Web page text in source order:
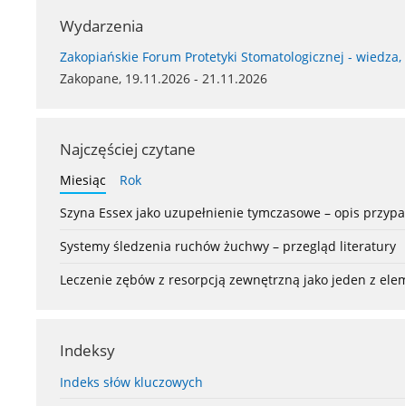
Wydarzenia
Zakopiańskie Forum Protetyki Stomatologicznej -
Zakopane, 19.11.2026 - 21.11.2026
Najczęściej czytane
Miesiąc
Rok
Szyna Essex jako uzupełnienie tymczasowe – opis
Systemy śledzenia ruchów żuchwy – przegląd literatury
Leczenie zębów z resorpcją zewnętrzną jako jeden z
Indeksy
Indeks słów kluczowych